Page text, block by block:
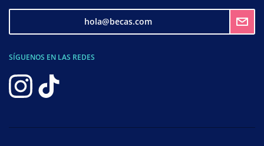
hola@becas.com
SÍGUENOS EN LAS REDES